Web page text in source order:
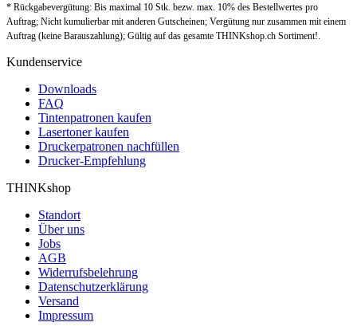
* Rückgabevergütung: Bis maximal 10 Stk. bezw. max. 10% des Bestellwertes pro
Auftrag; Nicht kumulierbar mit anderen Gutscheinen; Vergütung nur zusammen mit einem
Auftrag (keine Barauszahlung); Gültig auf das gesamte THINKshop.ch Sortiment!.
Kundenservice
Downloads
FAQ
Tintenpatronen kaufen
Lasertoner kaufen
Druckerpatronen nachfüllen
Drucker-Empfehlung
THINKshop
Standort
Über uns
Jobs
AGB
Widerrufsbelehrung
Datenschutzerklärung
Versand
Impressum